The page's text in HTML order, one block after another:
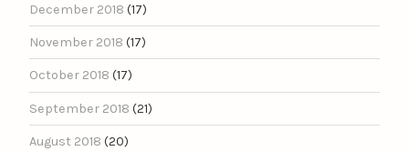
December 2018 (17)
November 2018 (17)
October 2018 (17)
September 2018 (21)
August 2018 (20)